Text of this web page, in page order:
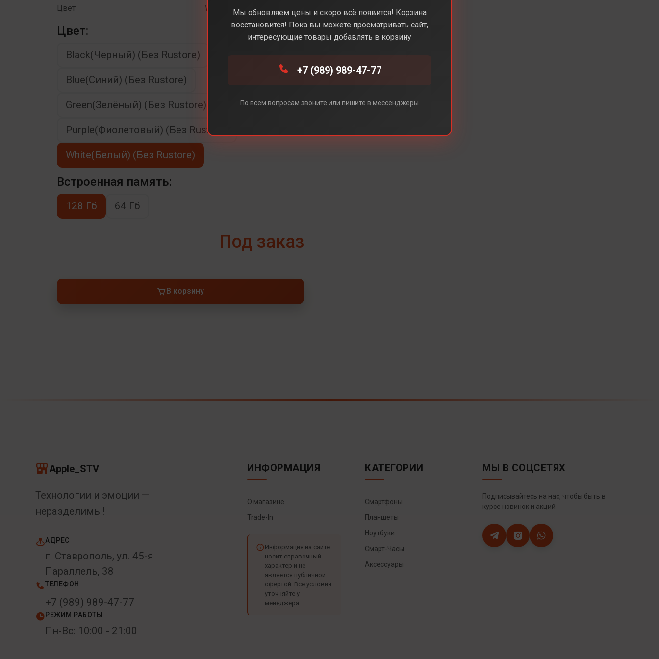
Цвет White(Белый) (Без Rustore)
Цвет:
Black(Черный) (Без Rustore)
Blue(Синий) (Без Rustore)
Green(Зелёный) (Без Rustore)
Purple(Фиолетовый) (Без Rustore)
White(Белый) (Без Rustore)
Встроенная память:
128 Гб 64 Гб
Под заказ
В корзину
Apple_STV
Технологии и эмоции —
неразделимы!
АДРЕС
г. Ставрополь, ул. 45-я
Параллель, 38
ТЕЛЕФОН
+7 (989) 989-47-77
РЕЖИМ РАБОТЫ
Пн-Вс: 10:00 - 21:00
ИНФОРМАЦИЯ
О магазине
Trade-In
Информация на сайте
носит справочный
характер и не
является публичной
офертой. Все условия
уточняйте у
менеджера.
КАТЕГОРИИ
Смартфоны
Планшеты
Ноутбуки
Смарт-Часы
Аксессуары
МЫ В СОЦСЕТЯХ
Подписывайтесь на нас, чтобы быть в
курсе новинок и акций
Мы обновляем цены и скоро всё появится! Корзина
восстановится! Пока вы можете просматривать сайт,
интересующие товары добавлять в корзину
+7 (989) 989-47-77
По всем вопросам звоните или пишите в мессенджеры